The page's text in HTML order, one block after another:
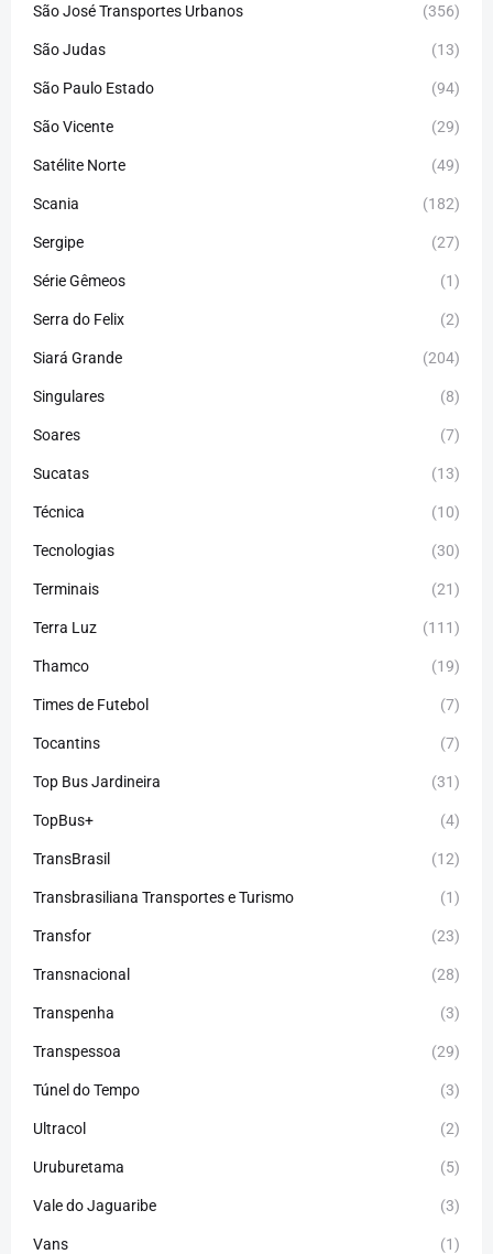
São José Transportes Urbanos (356)
São Judas (13)
São Paulo Estado (94)
São Vicente (29)
Satélite Norte (49)
Scania (182)
Sergipe (27)
Série Gêmeos (1)
Serra do Felix (2)
Siará Grande (204)
Singulares (8)
Soares (7)
Sucatas (13)
Técnica (10)
Tecnologias (30)
Terminais (21)
Terra Luz (111)
Thamco (19)
Times de Futebol (7)
Tocantins (7)
Top Bus Jardineira (31)
TopBus+ (4)
TransBrasil (12)
Transbrasiliana Transportes e Turismo (1)
Transfor (23)
Transnacional (28)
Transpenha (3)
Transpessoa (29)
Túnel do Tempo (3)
Ultracol (2)
Uruburetama (5)
Vale do Jaguaribe (3)
Vans (1)